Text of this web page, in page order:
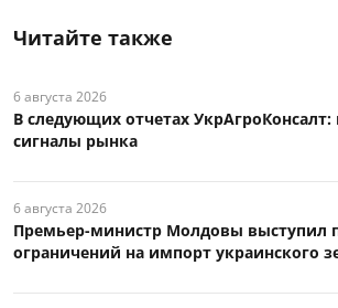
Читайте также
6 августа 2026
В следующих отчетах
сигналы рынка
6 августа 2026
Премьер-министр Молдовы выступил
ограничений на импорт украинского